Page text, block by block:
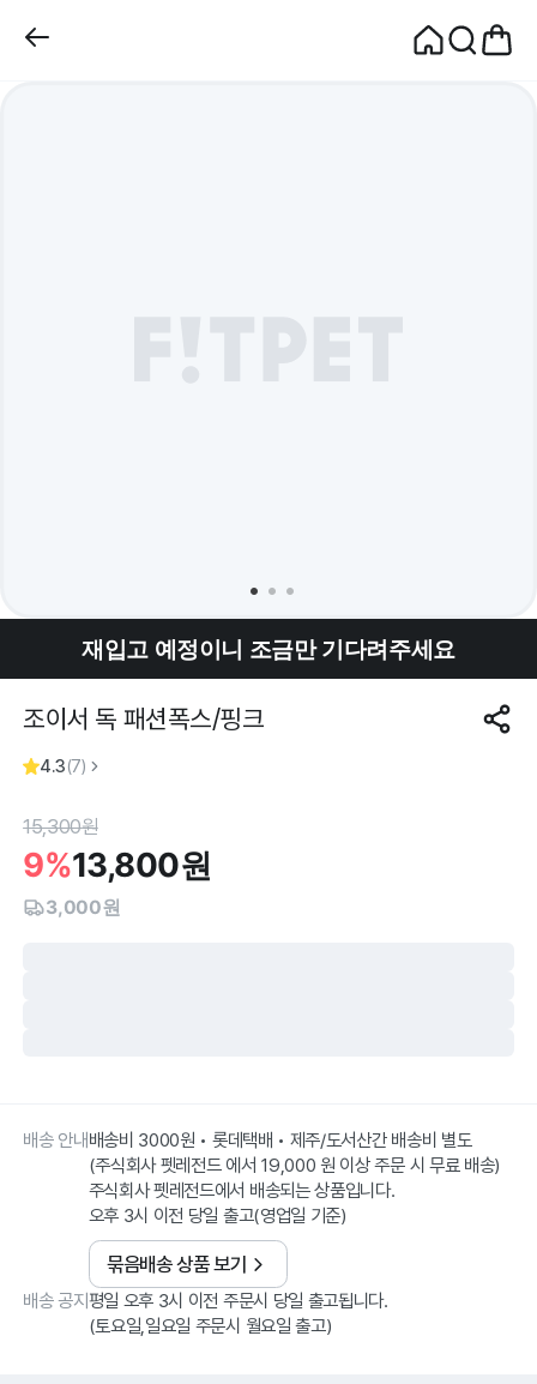
재입고 예정이니 조금만 기다려주세요
조이서 독 패션폭스/핑크
4.3(7)
15,300원
9%13,800원
3,000원
배송 안내배송비 3000원 • 롯데택배 • 제주/도서산간 배송비 별도
(주식회사 펫레전드 에서 19,000 원 이상 주문 시 무료 배송)
주식회사 펫레전드에서 배송되는 상품입니다.
오후 3시 이전 당일 출고(영업일 기준)
묶음배송 상품 보기
배송 공지평일 오후 3시 이전 주문시 당일 출고됩니다.
(토요일,일요일 주문시 월요일 출고)